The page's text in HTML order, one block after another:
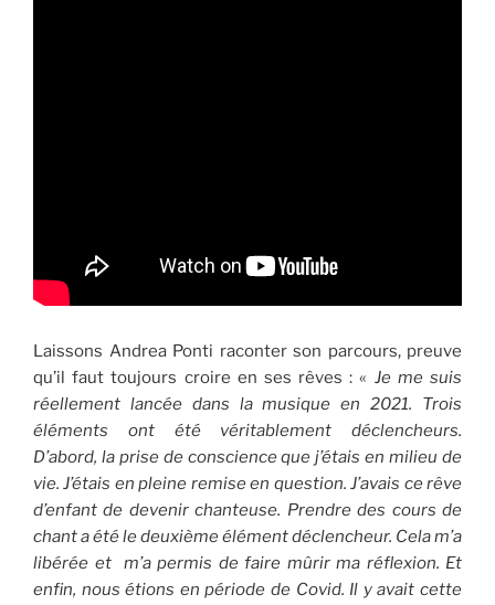
Laissons Andrea Ponti raconter son parcours, preuve
qu’il faut toujours croire en ses rêves : « Je me suis
réellement lancée dans la musique en 2021. Trois
éléments ont été véritablement déclencheurs.
D’abord, la prise de conscience que j’étais en milieu de
vie. J’étais en pleine remise en question. J’avais ce rêve
d’enfant de devenir chanteuse. Prendre des cours de
chant a été le deuxième élément déclencheur. Cela m’a
libérée et m’a permis de faire mûrir ma réflexion. Et
enfin, nous étions en période de Covid. Il y avait cette